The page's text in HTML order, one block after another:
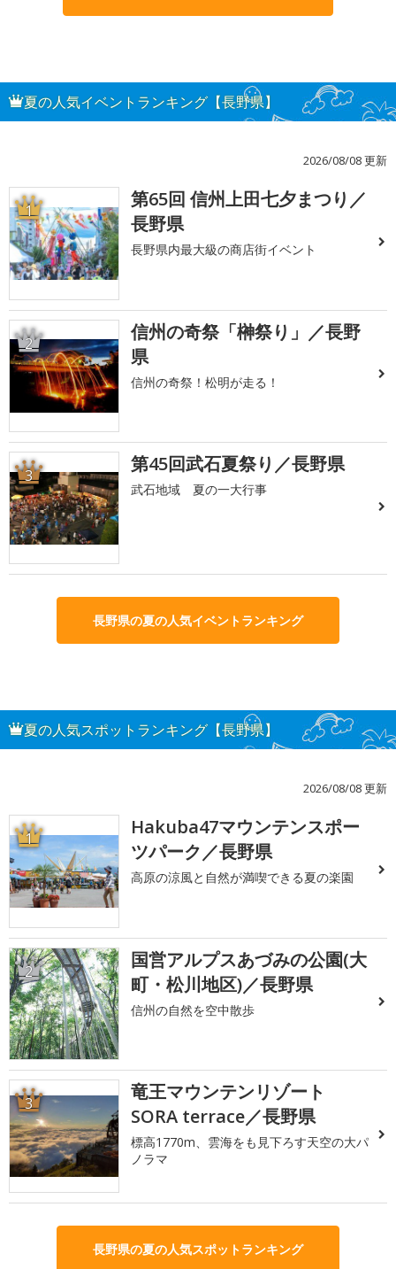
夏の人気イベントランキング【長野県】
2026/08/08 更新
1
第65回 信州上田七夕まつり／
長野県
長野県内最大級の商店街イベント
2
信州の奇祭「榊祭り」／長野
県
信州の奇祭！松明が走る！
3 第45回武石夏祭り／長野県
武石地域 夏の一大行事
長野県の夏の人気イベントランキング
夏の人気スポットランキング【長野県】
2026/08/08 更新
1
Hakuba47マウンテンスポー
ツパーク／長野県
高原の涼風と自然が満喫できる夏の楽園
2
国営アルプスあづみの公園(大
町・松川地区)／長野県
信州の自然を空中散歩
3
竜王マウンテンリゾート
SORA terrace／長野県
標高1770m、雲海をも見下ろす天空の大パ
ノラマ
長野県の夏の人気スポットランキング